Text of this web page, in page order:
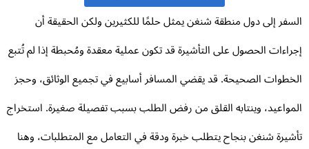
إلى دول منطقة شنغن يمثل حلمًا للكثيرين ولكن الحقيقة أن
الحصول على التأشيرة قد تكون عملية معقدة ومُحبطة إذا لم تُتبع
الصحيحة. قد يقضي المسافر أسابيع في تجميع الوثائق، وحجز
وينتابه القلق من رفض الطلب بسبب تفصيلة صغيرة. استخراج
شنغن بنجاح يتطلب خبرة ودقة في التعامل مع المتطلبات، وهنا